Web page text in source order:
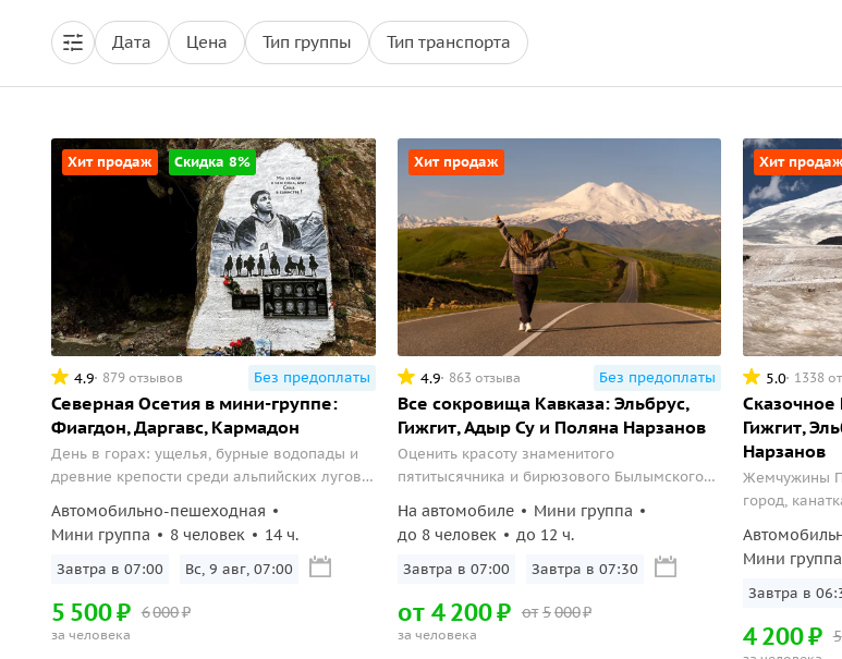
Дата Цена Тип группы Тип транспорта
Хит продаж Скидка 8%
4.9 879 отзывов Без предоплаты
Северная Осетия в мини-группе:
Фиагдон, Даргавс, Кармадон
День в горах: ущелья, бурные водопады и
древние крепости среди альпийских лугов и
Автомобильно-пешеходная
Мини группа
8 человек 14 ч.
Завтра в 07:00 Вс, 9 авг, 07:00
6000₽
5 500₽
за человека
Хит продаж
4.9 863 отзыва Без предоплаты
Все сокровища Кавказа: Эльбрус,
Гижгит, Адыр Су и Поляна Нарзанов
Оценить красоту знаменитого
пятитысячника и бирюзового Былымского
На автомобиле
Мини группа
до 8 человек
до 12 ч.
Завтра в 07:00 Завтра в 07:30
от 5000₽
от 4200₽
за человека
Хит
5.0 1338
Сказочное
Гижгит,
Нарзанов
Жемчужины
город,
Мини группа
Завтра в
5
4200₽